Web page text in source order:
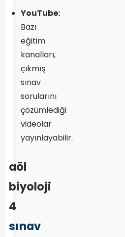
YouTube:
Bazı
eğitim
kanalları,
çıkmış
sınav
sorularını
çözümlediği
videolar
yayınlayabilir.
aöl
biyoloji
4
sınav